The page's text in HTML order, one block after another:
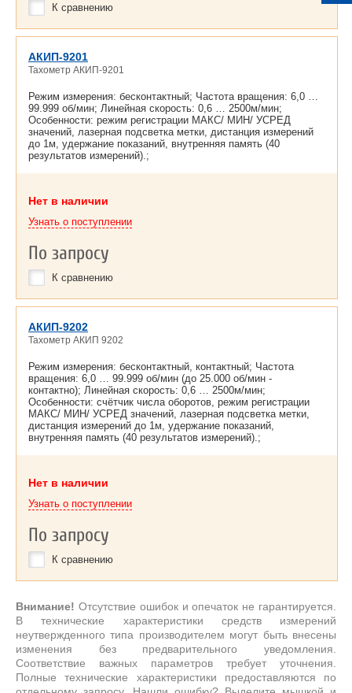
К сравнению
АКИП-9201
Тахометр АКИП-9201
Режим измерения: бесконтактный; Частота вращения: 6,0 …
99.999 об/мин; Линейная скорость: 0,6 … 2500м/мин;
Особенности: режим регистрации МАКС/ МИН/ УСРЕД
значений, лазерная подсветка метки, дистанция измерений
до 1м, удержание показаний, внутренняя память (40
результатов измерений).;
Нет в наличии
Узнать о поступлении
По запросу
К сравнению
АКИП-9202
Тахометр АКИП 9202
Режим измерения: бесконтактный, контактный; Частота
вращения: 6,0 … 99.999 об/мин (до 25.000 об/мин -
контактно); Линейная скорость: 0,6 … 2500м/мин;
Особенности: счётчик числа оборотов, режим регистрации
МАКС/ МИН/ УСРЕД значений, лазерная подсветка метки,
дистанция измерений до 1м, удержание показаний,
внутренняя память (40 результатов измерений).;
Нет в наличии
Узнать о поступлении
По запросу
К сравнению
Внимание! Отсутствие ошибок и опечаток не гарантируется.
В технические характеристики средств измерений
неутвержденного типа производителем могут быть внесены
изменения без предварительного уведомления.
Соответствие важных параметров требует уточнения.
Полные технические характеристики предоставляются по